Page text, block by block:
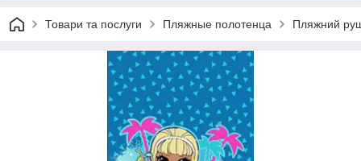
Товари та послуги Пляжные полотенца Пляжний